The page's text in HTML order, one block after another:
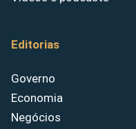
Editorias
Governo
Economia
Negócios